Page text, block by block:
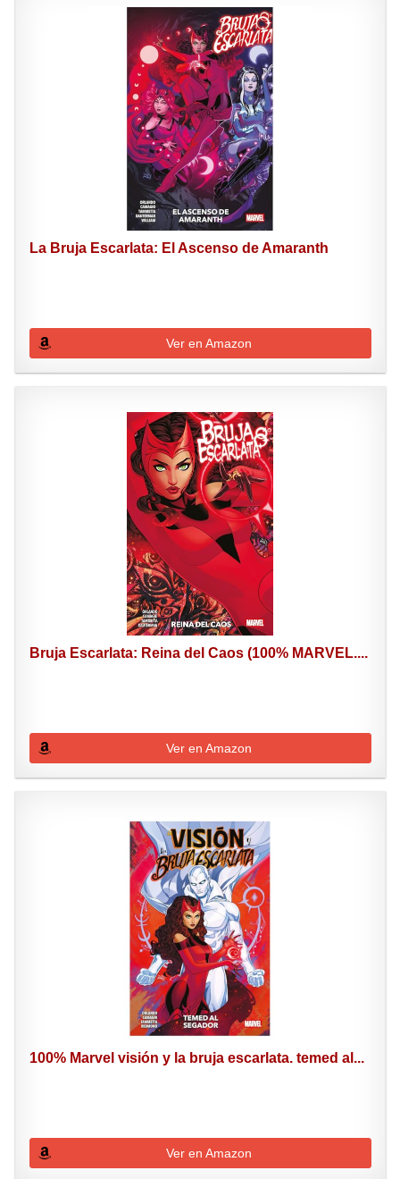
La Bruja Escarlata: El Ascenso de Amaranth
Ver en Amazon
Bruja Escarlata: Reina del Caos (100% MARVEL....
Ver en Amazon
100% Marvel visión y la bruja escarlata. temed al...
Ver en Amazon